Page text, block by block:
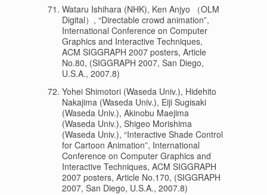
Wataru Ishihara (NHK), Ken Anjyo （OLM
Digital）, “Directable crowd animation”,
International Conference on Computer
Graphics and Interactive Techniques,
ACM SIGGRAPH 2007 posters, Article
No.80, (SIGGRAPH 2007, San Diego,
U.S.A., 2007.8)
Yohei Shimotori (Waseda Univ.), Hidehito
Nakajima (Waseda Univ.), Eiji Sugisaki
(Waseda Univ.), Akinobu Maejima
(Waseda Univ.), Shigeo Morishima
(Waseda Univ.), “Interactive Shade Control
for Cartoon Animation”, International
Conference on Computer Graphics and
Interactive Techniques, ACM SIGGRAPH
2007 posters, Article No.170, (SIGGRAPH
2007, San Diego, U.S.A., 2007.8)